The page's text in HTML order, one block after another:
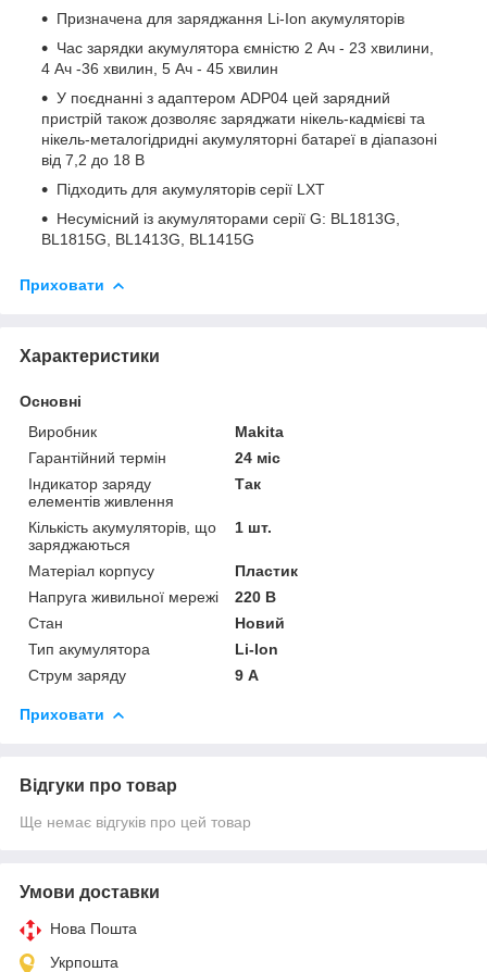
Призначена для заряджання Li-Ion акумуляторів
Час зарядки акумулятора ємністю 2 Ач - 23 хвилини,
4 Ач -36 хвилин, 5 Ач - 45 хвилин
У поєднанні з адаптером ADP04 цей зарядний
пристрій також дозволяє заряджати нікель-кадмієві та
нікель-металогідридні акумуляторні батареї в діапазоні
від 7,2 до 18 В
Підходить для акумуляторів серії LXT
Несумісний із акумуляторами серії G: BL1813G,
BL1815G, BL1413G, BL1415G
Приховати
Характеристики
Основні
Виробник
Makita
Гарантійний термін
24 міс
Індикатор заряду
елементів живлення
Так
Кількість акумуляторів, що
заряджаються
1 шт.
Матеріал корпусу
Пластик
Напруга живильної мережі
220 В
Стан
Новий
Тип акумулятора
Li-Ion
Струм заряду
9 А
Приховати
Відгуки про товар
Ще немає відгуків про цей товар
Умови доставки
Нова Пошта
Укрпошта